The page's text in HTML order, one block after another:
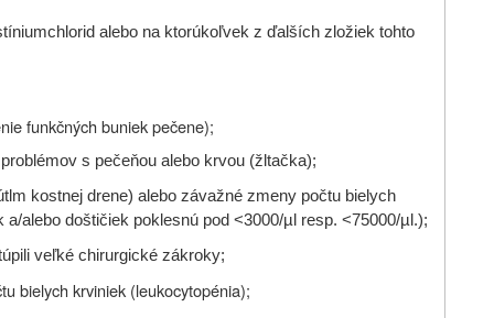
alebo na ktorúkoľvek z ďalších zložiek tohto
funkčných buniek pečene);
s pečeňou alebo krvou (žltačka);
kostnej drene) alebo závažné zmeny počtu bielych
alebo doštičiek poklesnú pod <3000/µl resp. <75000/µl.);
veľké chirurgické zákroky;
bielych krviniek (leukocytopénia);